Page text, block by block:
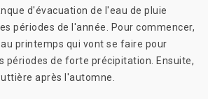
d'évacuation de l'eau de pluie
périodes de l'année. Pour commencer,
printemps qui vont se faire pour
périodes de forte précipitation. Ensuite,
après l'automne.